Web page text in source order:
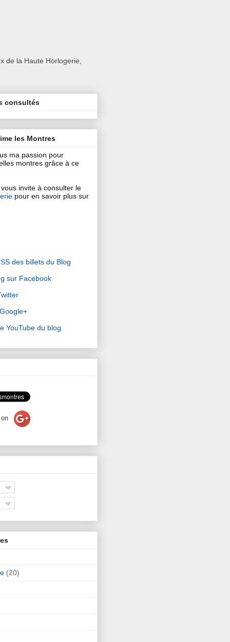
de la Haute Horlogerie,
consultés
les Montres
ma passion pour
montres grâce à ce
invite à consulter le
pour en savoir plus sur
des billets du Blog
sur Facebook
YouTube du blog
on
(20)